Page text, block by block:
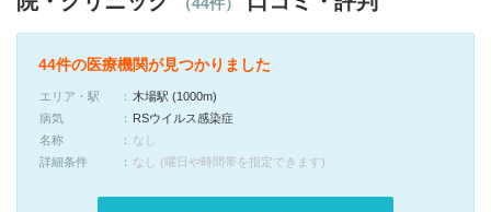
44件の医療機関が見つかりました
エリア・駅
木場駅 (1000m)
病気
RSウイルス感染症
名称
なし
詳細条件
なし (曜日や時間帯を指定できます)